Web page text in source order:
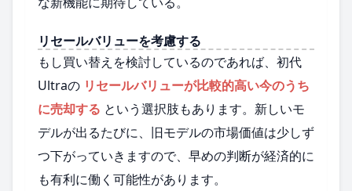
リセールバリューを考慮する
もし買い替えを検討しているのであれば、初代
Ultraの リセールバリューが比較的高い今のうち
に売却する という選択肢もあります。新しいモ
デルが出るたびに、旧モデルの市場価値は少しず
つ下がっていきますので、早めの判断が経済的に
も有利に働く可能性があります。